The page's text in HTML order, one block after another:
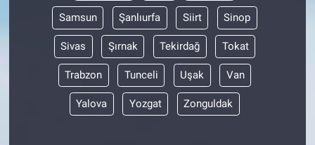
Samsun Şanlıurfa Siirt Sinop
Sivas Şırnak Tekirdağ Tokat
Trabzon Tunceli Uşak Van
Yalova Yozgat Zonguldak